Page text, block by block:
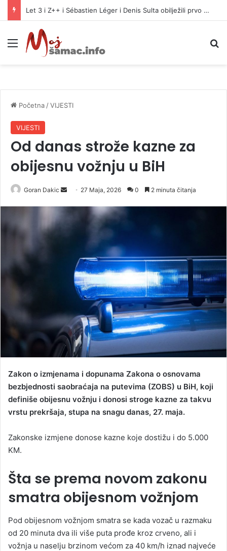
Let 3 i Z++ i Sébastien Léger i Denis Sulta obilježili prvo veče Freshwavea
Meni
Početna /VIJESTI
VIJESTI
Od danas strože kazne za
obijesnu vožnju u BiH
Goran Dakic 27 Maja, 2026 0 2 minuta čitanja
Zakon o izmjenama i dopunama Zakona o osnovama
bezbjednosti saobraćaja na putevima (ZOBS) u BiH, koji
definiše obijesnu vožnju i donosi stroge kazne za takvu
vrstu prekršaja, stupa na snagu danas, 27. maja.
Zakonske izmjene donose kazne koje dostižu i do 5.000
KM.
Šta se prema novom zakonu
smatra obijesnom vožnjom
Pod obijesnom vožnjom smatra se kada vozač u razmaku
od 20 minuta dva ili više puta prođe kroz crveno, ali i
vožnja u naselju brzinom većom za 40 km/h iznad najveće